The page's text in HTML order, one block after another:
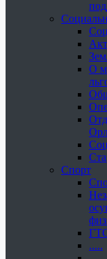
О
Спорт
.....